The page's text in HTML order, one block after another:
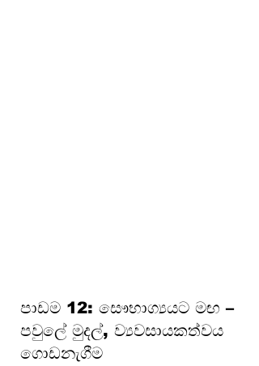
පාඩම 12: සෞභාග්‍යයට මඟ –
පවුලේ මුදල්, ව්‍යවසායකත්වය
ගොඩනැගීම